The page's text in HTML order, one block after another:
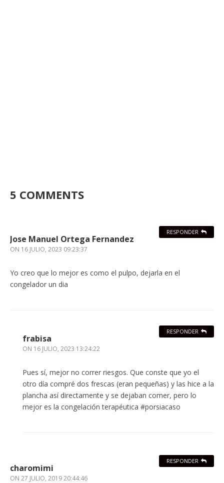
5 COMMENTS
Jose Manuel Ortega Fernandez
ON 16 JULIO, 2023 09:23:37
Yo creo que lo mejor es como el pulpo, dejarla en el
congelador un dia
RESPONDER
frabisa
ON 16 JULIO, 2023 13:24:22
Pues sí, mejor no correr riesgos. Que conste que yo el
otro día compré dos frescas (eran pequeñas) y las hice a la
plancha así directamente y se dejaban comer, pero lo
mejor es la congelación terapéutica #porsiacaso
RESPONDER
charomimi
ON 27 JULIO, 2019 20:44:46
RESPONDER